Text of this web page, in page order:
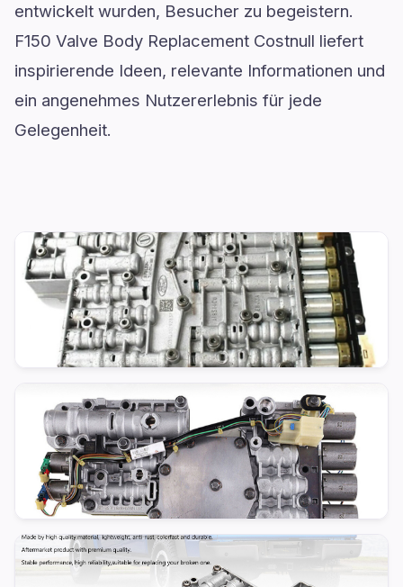
entwickelt wurden, Besucher zu begeistern.
F150 Valve Body Replacement Costnull liefert
inspirierende Ideen, relevante Informationen und
ein angenehmes Nutzererlebnis für jede
Gelegenheit.